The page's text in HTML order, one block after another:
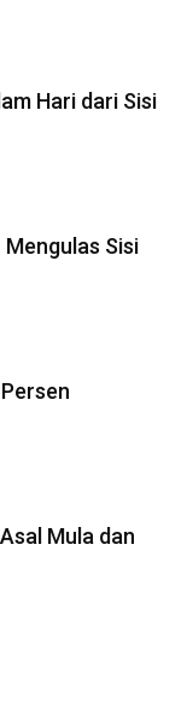
Hari dari Sisi
Sisi
Mula dan